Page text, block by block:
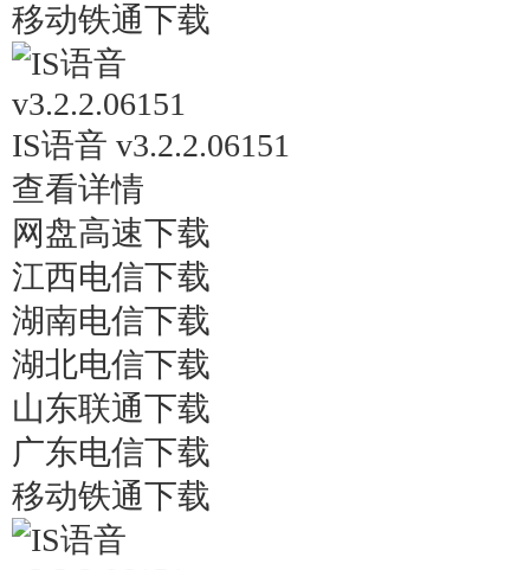
移动铁通下载
IS语音 v3.2.2.06151
查看详情
网盘高速下载
江西电信下载
湖南电信下载
湖北电信下载
山东联通下载
广东电信下载
移动铁通下载